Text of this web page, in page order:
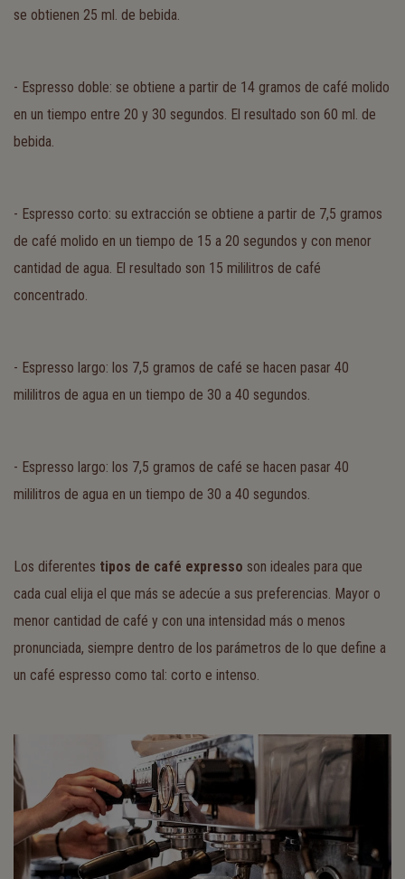
se obtienen 25 ml. de bebida.
- Espresso doble: se obtiene a partir de 14 gramos de café molido
en un tiempo entre 20 y 30 segundos. El resultado son 60 ml. de
bebida.
- Espresso corto: su extracción se obtiene a partir de 7,5 gramos
de café molido en un tiempo de 15 a 20 segundos y con menor
cantidad de agua. El resultado son 15 mililitros de café
concentrado.
- Espresso largo: los 7,5 gramos de café se hacen pasar 40
mililitros de agua en un tiempo de 30 a 40 segundos.
- Espresso largo: los 7,5 gramos de café se hacen pasar 40
mililitros de agua en un tiempo de 30 a 40 segundos.
Los diferentes tipos de café expresso son ideales para que
cada cual elija el que más se adecúe a sus preferencias. Mayor o
menor cantidad de café y con una intensidad más o menos
pronunciada, siempre dentro de los parámetros de lo que define a
un café espresso como tal: corto e intenso.